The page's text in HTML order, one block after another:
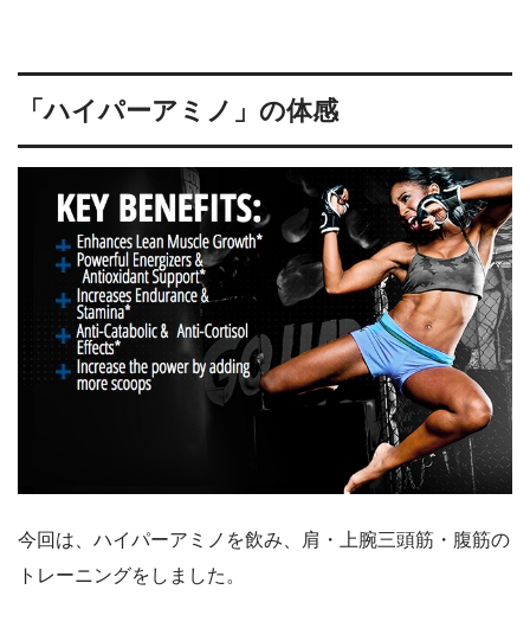
「ハイパーアミノ」の体感
今回は、ハイパーアミノを飲み、肩・上腕三頭筋・腹筋の
トレーニングをしました。